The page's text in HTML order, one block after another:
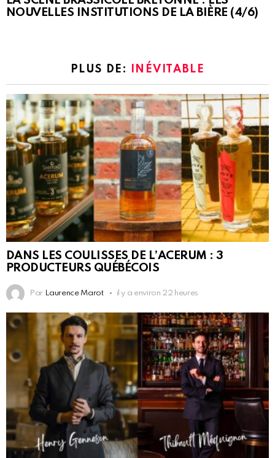
NOUVELLES INSTITUTIONS DE LA BIÈRE (4/6)
PLUS DE: INÉVITABLE
DANS LES COULISSES DE L’ACERUM : 3
PRODUCTEURS QUÉBÉCOIS
Par Laurence Marot il y a environ 22 heures